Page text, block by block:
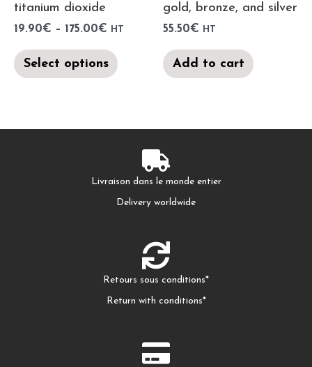
titanium dioxide
19.90€ – 175.00€ HT
Select options
gold, bronze, and silver
55.50€ HT
Add to cart
Livraison dans le monde entier
Delivery worldwide
Retours sous conditions*
Return with conditions*